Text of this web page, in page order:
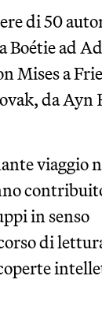
di 50
Boétie ad
Mises a
da Ayn
viaggio
in senso
di